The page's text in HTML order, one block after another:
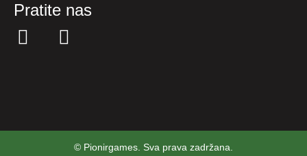
Pratite nas
© Pionirgames. Sva prava zadržana.